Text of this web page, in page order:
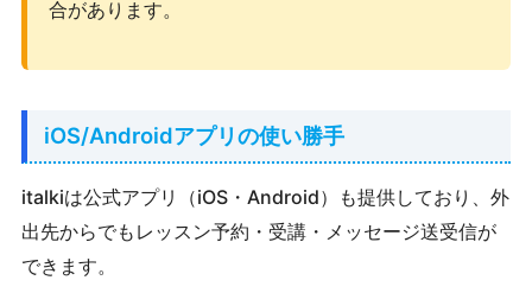
合があります。
iOS/Androidアプリの使い勝手
italkiは公式アプリ（iOS・Android）も提供しており、外
出先からでもレッスン予約・受講・メッセージ送受信が
できます。